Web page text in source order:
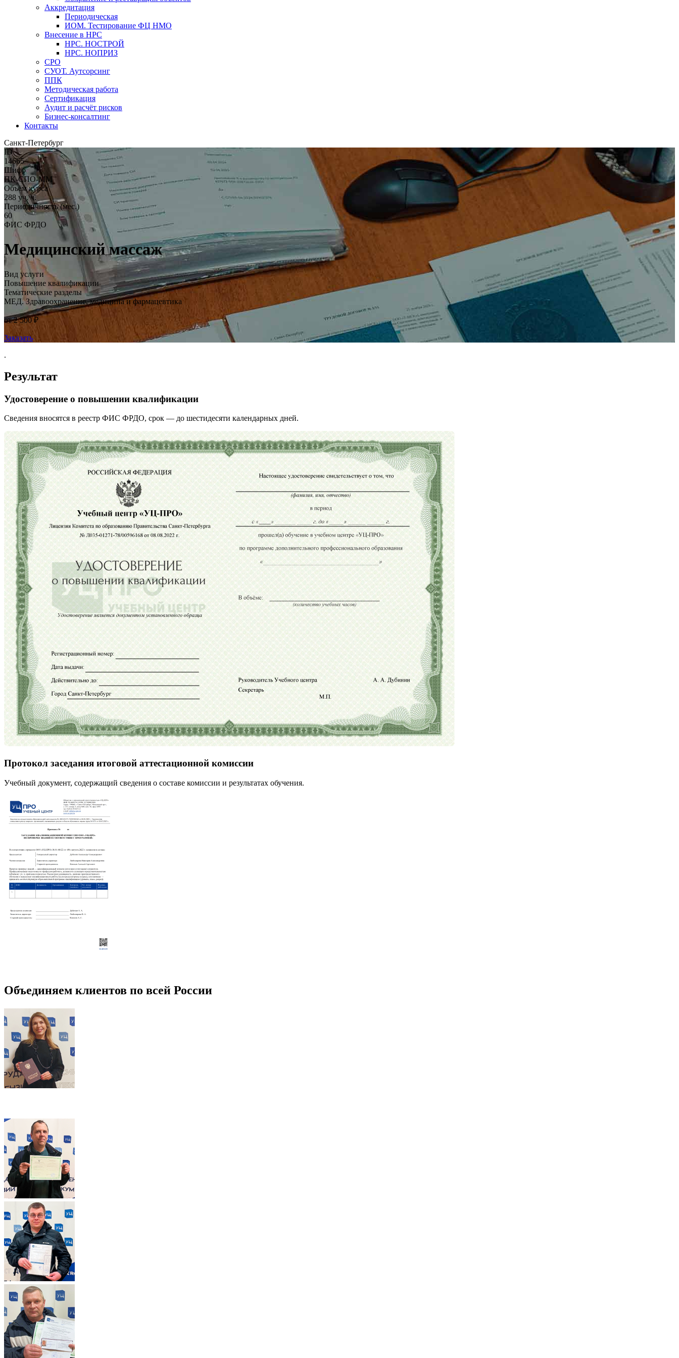
Аккредитация
Периодическая
ИОМ. Тестирование ФЦ НМО
Внесение в НРС
НРС. НОСТРОЙ
НРС. НОПРИЗ
СРО
СУОТ. Аутсорсинг
ППК
Методическая работа
Сертификация
Аудит и расчёт рисков
Бизнес-консалтинг
Контакты
Санкт-Петербург
ID
14665
Шифр
ПК-СПО-ММ
Объём курса
288 уч. ч.
Периодичность (мес.)
60
ФИС ФРДО
Медицинский массаж
Вид услуги
Повышение квалификации
Тематические разделы
МЕД. Здравоохранение, медицина и фармацевтика
от 2 500 ₽
Заказать
.
Результат
Удостоверение о повышении квалификации
Сведения вносятся в реестр ФИС ФРДО, срок — до шестидесяти календарных дней.
Протокол заседания итоговой аттестационной комиссии
Учебный документ, содержащий сведения о составе комиссии и результатах обучения.
Объединяем клиентов по всей России